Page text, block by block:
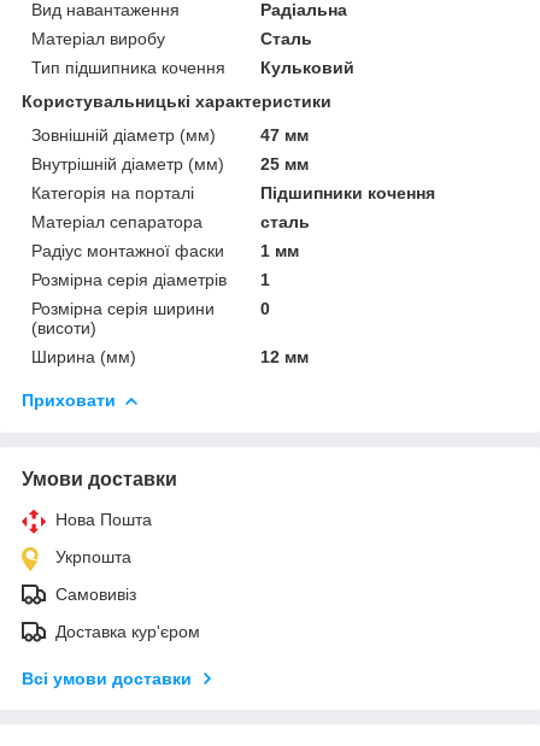
Вид навантаження
Радіальна
Матеріал виробу
Сталь
Тип підшипника кочення
Кульковий
Користувальницькі характеристики
Зовнішній діаметр (мм)
47 мм
Внутрішній діаметр (мм)
25 мм
Категорія на порталі
Підшипники кочення
Матеріал сепаратора
сталь
Радіус монтажної фаски
1 мм
Розмірна серія діаметрів
1
Розмірна серія ширини
(висоти)
0
Ширина (мм) 12 мм
Приховати
Умови доставки
Нова Пошта
Укрпошта
Самовивіз
Доставка кур'єром
Всі умови доставки